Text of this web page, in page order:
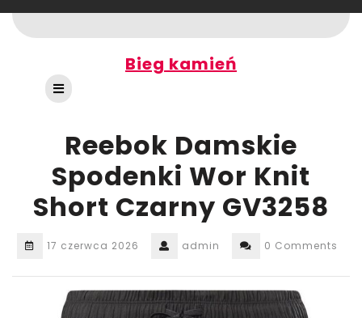
to
content
Bieg kamień
Open
Button
Reebok Damskie
Spodenki Wor Knit
Short Czarny GV3258
17 czerwca 2026 admin 0 Comments